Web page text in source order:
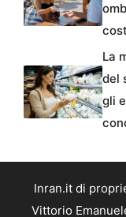
La
del
gli
Inran.it di
Vittorio